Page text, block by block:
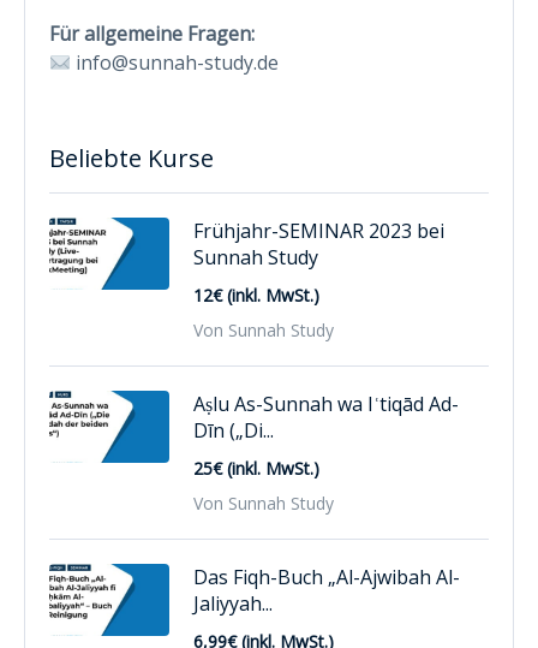
Für allgemeine Fragen:
info@sunnah-study.de
Beliebte Kurse
Frühjahr-SEMINAR 2023 bei
Sunnah Study
12€ (inkl. MwSt.)
Von Sunnah Study
Aṣlu As-Sunnah wa Iʿtiqād Ad-
Dīn („Di...
25€ (inkl. MwSt.)
Von Sunnah Study
Das Fiqh-Buch „Al-Ajwibah Al-
Jaliyyah...
6,99€ (inkl. MwSt.)